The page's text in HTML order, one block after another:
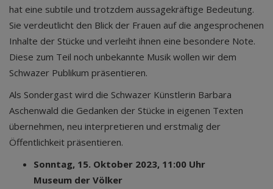
hat eine subtile und trotzdem aussagekräftige Bedeutung.
Sie verdeutlicht den Blick der Frauen auf die angesprochenen
Inhalte der Stücke und verleiht ihnen eine besondere Note.
Diese zum Teil noch unbekannte Musik wollen wir dem
Schwazer Publikum präsentieren.
Als Sondergast wird die Schwazer Künstlerin Barbara
Aschenwald die Gedanken der Stücke in eigenen Texten
übernehmen, neu interpretieren und erstmalig der
Öffentlichkeit präsentieren.
Sonntag, 15. Oktober 2023, 11:00 Uhr
Museum der Völker